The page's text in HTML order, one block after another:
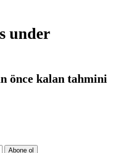
under
önce kalan tahmini